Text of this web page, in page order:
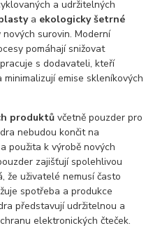
a udržitelných
a ekologicky šetrné
surovin. Moderní
pomáhají snižovat
s dodavateli, kteří
emise skleníkových
produktů včetně pouzder pro
nebudou končit na
použita k výrobě nových
zajišťují spolehlivou
že uživatelé nemusí často
spotřeba a produkce
představují udržitelnou a
elektronických čteček.